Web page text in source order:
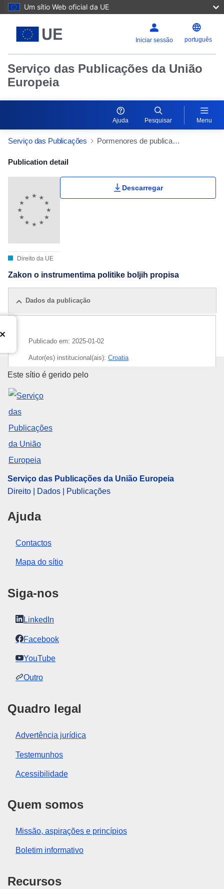
Um sítio Web oficial da UE
Iniciar sessão português
Serviço das Publicações da União
Europeia
Ajuda Pesquisar Menu
Serviço das Publicações Pormenores de publicação
Publication Detail Actions Portlet
Publication detail
Direito da UE
Descarregar
Zakon o instrumentima politike boljih propisa
Dados da publicação
Publicado em: 2025-01-02
Autor(es) institucional(ais): Croatia
CELEX : 72022L2041HRV_202406189
Serviço das Publicações da
Este sítio é gerido pelo
Serviço das Publicações da União Europeia
Direito | Dados | Publicações
Ajuda
Contactos
Mapa do sítio
Siga-nos
LinkedIn
Facebook
YouTube
Outro
Quadro legal
Advertência jurídica
Testemunhos
Acessibilidade
Quem somos
Missão, aspirações e princípios
Boletim informativo
Recursos